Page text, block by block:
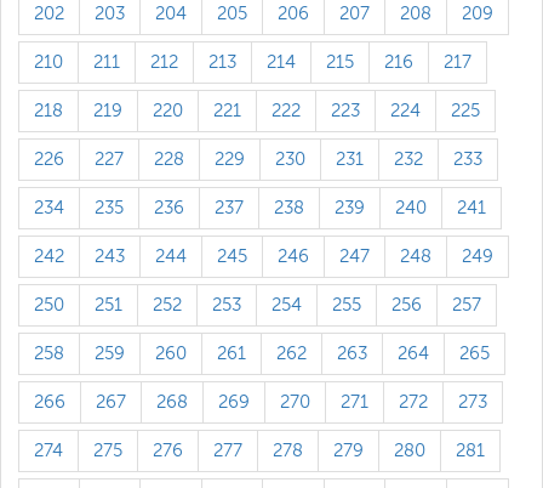
202 203 204 205 206 207 208 209
210 211 212 213 214 215 216 217
218 219 220 221 222 223 224 225
226 227 228 229 230 231 232 233
234 235 236 237 238 239 240 241
242 243 244 245 246 247 248 249
250 251 252 253 254 255 256 257
258 259 260 261 262 263 264 265
266 267 268 269 270 271 272 273
274 275 276 277 278 279 280 281